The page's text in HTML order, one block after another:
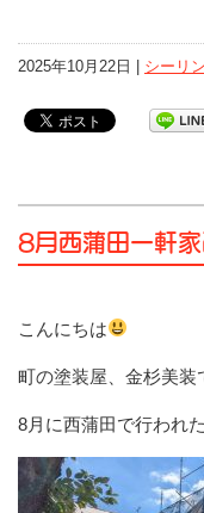
2025年10月22日 | シーリ
8月西蒲田一軒
こんにちは
町の塗装屋、金杉美装
8月に西蒲田で行われ